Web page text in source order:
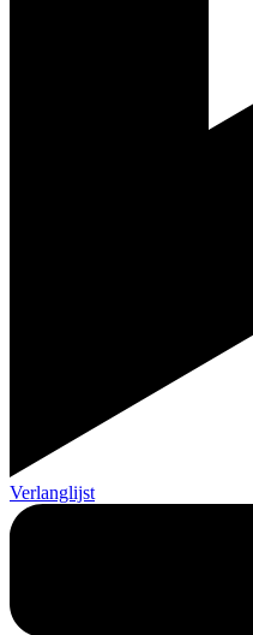
Verlanglijst